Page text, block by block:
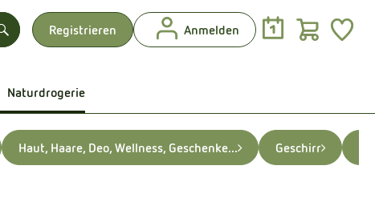
Registrieren Anmelden
Suchen
Naturdrogerie
Haut, Haare, Deo, Wellness, Geschenke... Geschirr